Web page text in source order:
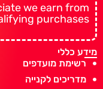
we earn from
purchases.
מידע כללי
רשימת מועדפים
מדריכים לקנייה